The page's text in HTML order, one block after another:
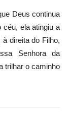
Deus continua
céu, ela atingiu a
direita do Filho,
Senhora da
trilhar o caminho